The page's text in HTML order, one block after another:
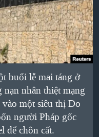
THẮNG CUỘC'
NAM
VIỆT NAM
buổi lễ mai táng ở
nạn nhân thiệt mạng
một siêu thị Do
người Pháp gốc
để chôn cất.